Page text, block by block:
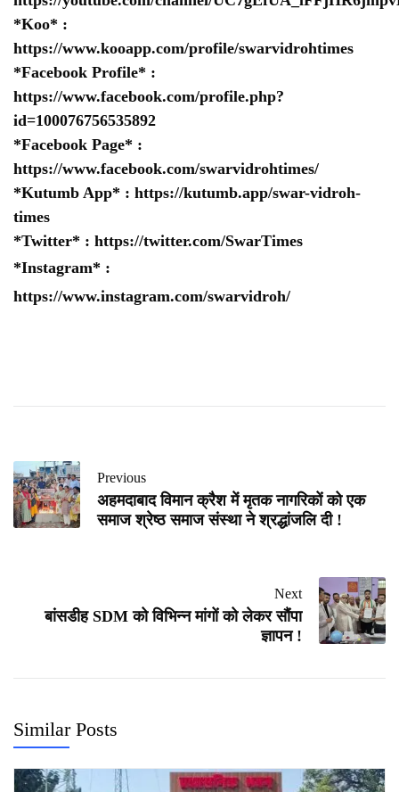
*Koo* :
https://www.kooapp.com/profile/swarvidrohtimes
*Facebook Profile* :
https://www.facebook.com/profile.php?
id=100076756535892
*Facebook Page* :
https://www.facebook.com/swarvidrohtimes/
*Kutumb App* : https://kutumb.app/swar-vidroh-
times
*Twitter* : https://twitter.com/SwarTimes
*Instagram* :
https://www.instagram.com/swarvidroh/
Previous
अहमदाबाद विमान क्रैश में मृतक नागरिकों को एक
समाज श्रेष्ठ समाज संस्था ने श्रद्धांजलि दी !
Next
बांसडीह SDM को विभिन्न मांगों को लेकर सौंपा
ज्ञापन !
Similar Posts